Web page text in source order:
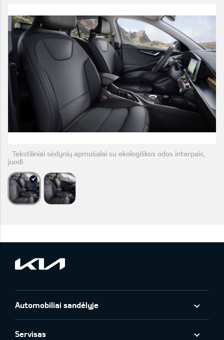
Tekstiliniai sėdynių apmušalai su ekologiškos odos intarpais,
juodi
Automobiliai sandėlyje
Servisas